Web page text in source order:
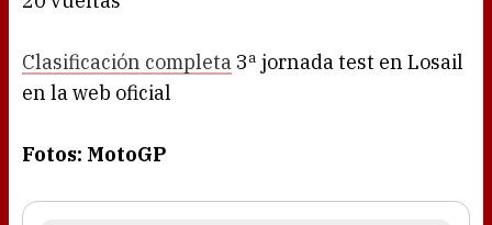
Clasificación completa 3ª jornada test en Losail
en la web oficial
Fotos: MotoGP